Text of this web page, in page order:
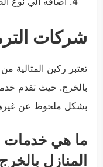
شركات
تعتبر ركين
بالخرج. حيث تقدم
بشكل ملحوظ عن
ما هي خدمات
المنازل